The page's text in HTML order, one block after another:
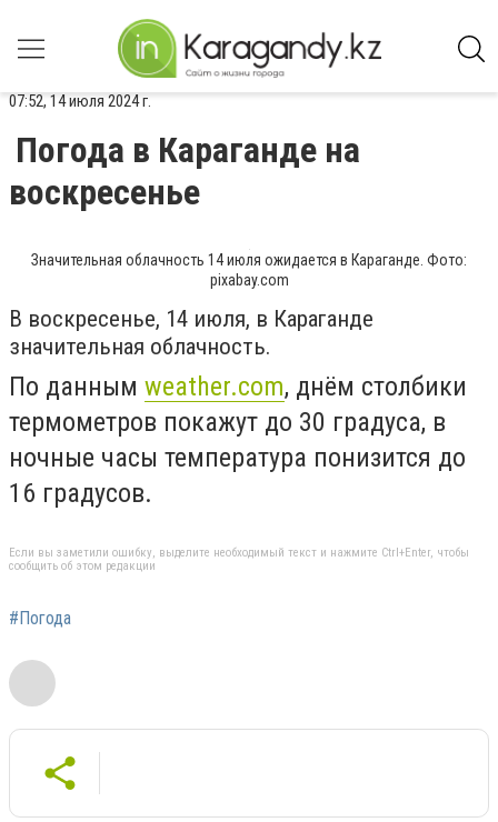
07:52, 14 июля 2024 г.
Погода в Караганде на
воскресенье
Значительная облачность 14 июля ожидается в Караганде. Фото:
pixabay.com
В воскресенье, 14 июля, в Караганде
значительная облачность.
По данным weather.com, днём столбики
термометров покажут до 30 градуса, в
ночные часы температура понизится до
16 градусов.
Если вы заметили ошибку, выделите необходимый текст и нажмите Ctrl+Enter, чтобы
сообщить об этом редакции
#Погода